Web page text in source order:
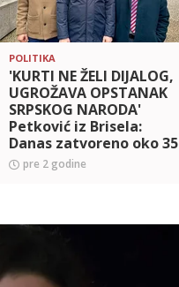
POLITIKA
'KURTI NE ŽELI DIJALOG,
UGROŽAVA OPSTANAK
SRPSKOG NARODA'
Petković iz Brisela:
Danas zatvoreno oko 35
srpskih institucija
pre 2 godine